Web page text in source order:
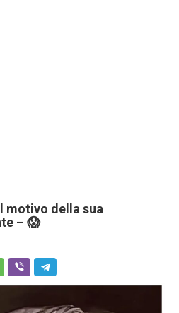
motivo della sua
– 😱